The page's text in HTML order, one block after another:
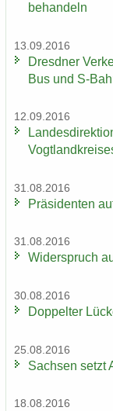
be­han­deln
13.09.2016
Dresd­ner
Bus und S-​
12.09.2016
31.08.2016
Prä­si­den­ten
31.08.2016
Wi­der­spruch
30.08.2016
Dop­pel­ter
25.08.2016
Sach­sen setzt
18.08.2016